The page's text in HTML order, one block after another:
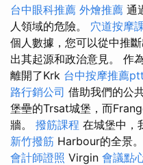
台中眼科推薦 外燴推薦 通
人領域的危險。 穴道按摩
個人數據，您可以從中推
出其起源和政治意見。 作
離開了Krk 台中按摩推薦ptt
路行銷公司 借助我們的公
堡壘的Trsat城堡，而
牆。 撥筋課程 在城堡中，
新竹撥筋 Harbour的全景。
會計師證照 Virgin 會議點